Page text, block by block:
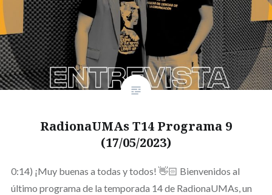
RadionaUMAs T14 Programa 9
(17/05/2023)
0:14) ¡Muy buenas a todas y todos! 👋🏻 Bienvenidos al
último programa de la temporada 14 de RadionaUMAs, un